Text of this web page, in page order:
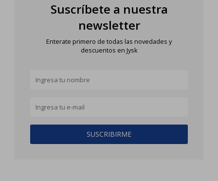
Suscríbete a nuestra
newsletter
Enterate primero de todas las novedades y
descuentos en Jysk
SUSCRIBIRME